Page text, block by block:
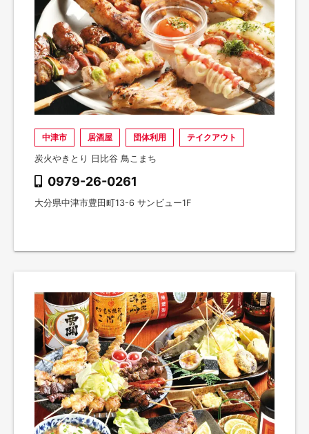
中津市 居酒屋 団体利用 テイクアウト
炭火やきとり 日比谷 鳥こまち
0979-26-0261
大分県中津市豊田町13-6 サンビュー1F